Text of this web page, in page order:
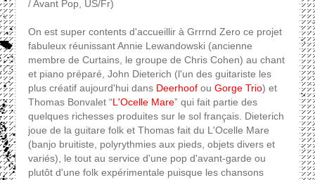
/ Avant Pop, US/Fr)
On est super contents d'accueillir à Grrrnd Zero ce projet
fabuleux réunissant Annie Lewandowski (ancienne
membre de Curtains, le groupe de Chris Cohen) au chant
et piano préparé, John Dieterich (l'un des guitariste les
plus créatif aujourd'hui dans Deerhoofou Gorge Trio) et
Thomas Bonvalet “L'Ocelle Mare” qui fait partie des
quelques richesses produites sur le sol français. Dieterich
joue de la guitare folk et Thomas fait du L'Ocelle Mare
(banjo bruitiste, polyrythmies aux pieds, objets divers et
variés), le tout au service d'une pop d'avant-garde ou
plutôt d'une folk expérimentale puisque les chansons